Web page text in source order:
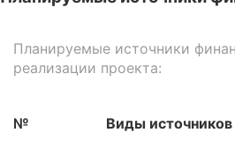
Планируемые источники
реализации проекта:
№ Виды источников